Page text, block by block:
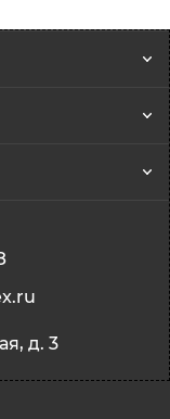
д. 3